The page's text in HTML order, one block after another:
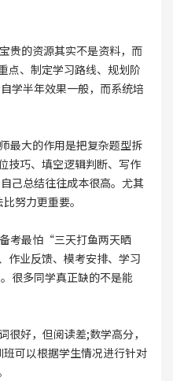
贵的资源其实不是资料，而
点、制定学习路线、规划阶
学半年效果一般，而系统培
最大的作用是把复杂题型拆
技巧、填空逻辑判断、写作
己总结往往成本很高。尤其
努力更重要。
考最怕“三天打鱼两天晒
作业反馈、模考安排、学习
很多同学真正缺的不是能
好，但阅读差;数学高分，
可以根据学生情况进行针对